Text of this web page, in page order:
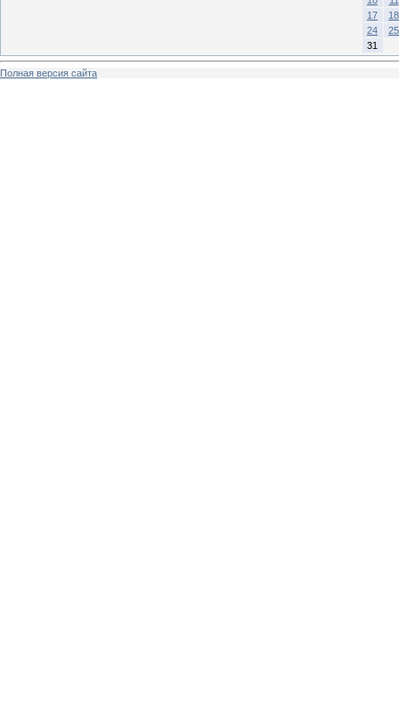
17
18
24
25
31
Полная версия сайта